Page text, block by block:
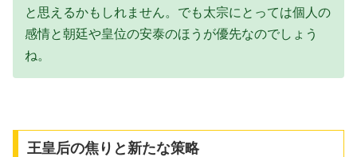
と思えるかもしれません。でも太宗にとっては個人の
感情と朝廷や皇位の安泰のほうが優先なのでしょう
ね。
王皇后の焦りと新たな策略